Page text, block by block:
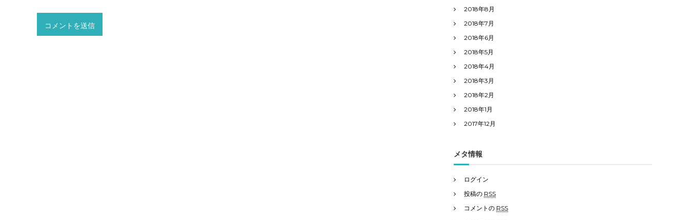
2018年8月
2018年7月
2018年6月
2018年5月
2018年4月
2018年3月
2018年2月
2018年1月
2017年12月
メタ情報
ログイン
投稿の RSS
コメントの RSS